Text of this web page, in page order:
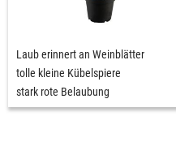
Laub erinnert an Weinblätter
tolle kleine Kübelspiere
stark rote Belaubung